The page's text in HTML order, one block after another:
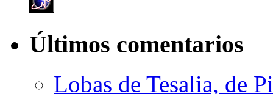
Últimos comentarios
Lobas de Tesalia, de